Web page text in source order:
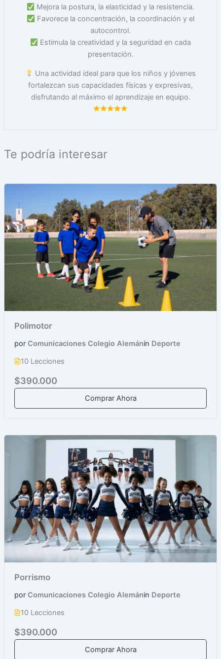
Mejora la postura, la elasticidad y la resistencia.
Favorece la concentración, la coordinación y el
autocontrol.
Estimula la creatividad y la seguridad en cada
presentación.
Una actividad ideal para que los niños y jóvenes
fortalezcan sus capacidades físicas y expresivas,
disfrutando al máximo el aprendizaje en equipo.
Te podría interesar
Polimotor
por Comunicaciones Colegio Alemánin Deporte
10 Lecciones
$390.000
Comprar Ahora
Porrismo
por Comunicaciones Colegio Alemánin Deporte
10 Lecciones
$390.000
Comprar Ahora